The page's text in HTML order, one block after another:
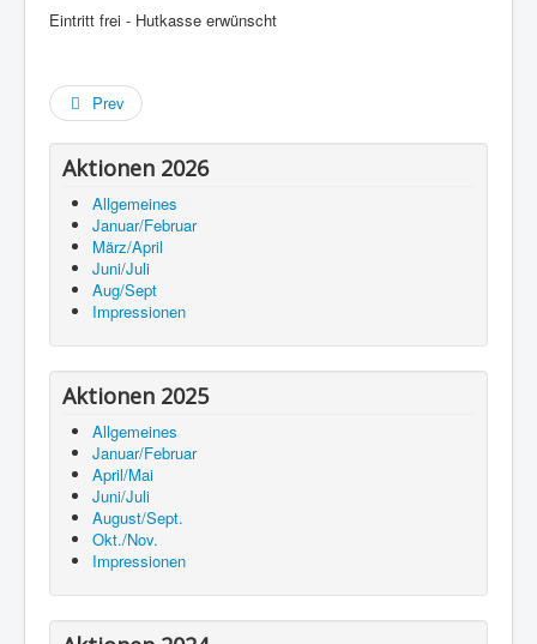
Eintritt frei - Hutkasse erwünscht
Prev
Aktionen 2026
Allgemeines
Januar/Februar
März/April
Juni/Juli
Aug/Sept
Impressionen
Aktionen 2025
Allgemeines
Januar/Februar
April/Mai
Juni/Juli
August/Sept.
Okt./Nov.
Impressionen